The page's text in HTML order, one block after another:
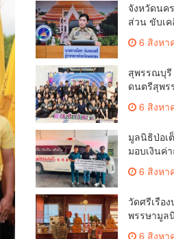
จังหวัดนค
ส่วน ขับเ
มั่นคง ยกร
อาชญากร
6 สิงหา
สุพรรณบุรี
ดนตรีสุพร
มันส์ เหน่อ
6 สิงหา
มูลนิธิป่อเ
มอบเงินค่
ชีวิต จากเ
ลาดพร้าว
6 สิงหา
วัดศรีเรือ
พรรษามูล
ประจำปี
6 สิงหา